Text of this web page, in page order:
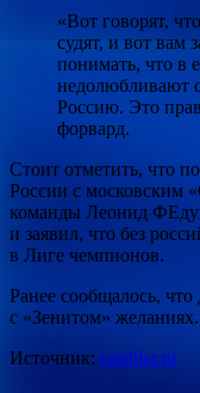
«Вот говорят,
судят, и вот вам
понимать, что в
недолюбливают
Россию. Это
форвард.
Стоит отметить, что
России с московским
команды Леонид
и заявил, что без
в Лиге чемпионов.
Ранее сообщалось,
с «Зенитом» желаниях.
Источник: rambler.ru